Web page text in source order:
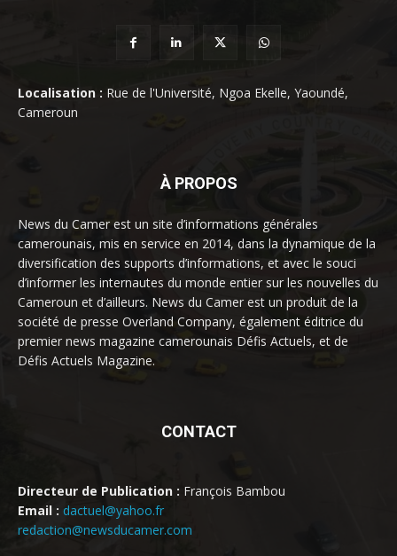
Localisation : Rue de l'Université, Ngoa Ekelle, Yaoundé,
Cameroun
À PROPOS
News du Camer est un site d’informations générales
camerounais, mis en service en 2014, dans la dynamique de la
diversification des supports d’informations, et avec le souci
d’informer les internautes du monde entier sur les nouvelles du
Cameroun et d’ailleurs. News du Camer est un produit de la
société de presse Overland Company, également éditrice du
premier news magazine camerounais Défis Actuels, et de
Défis Actuels Magazine.
CONTACT
Directeur de Publication : François Bambou
Email : dactuel@yahoo.fr
redaction@newsducamer.com